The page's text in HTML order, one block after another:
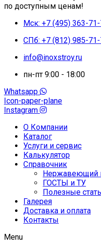
по доступным ценам!
Мск: +7 (495) 363-
СПб: +7 (812) 985-
info@inoxstroy.ru
пн-пт 9:00 - 18:00
Whatsapp
Icon-paper-plane
Instagram
О Компании
Каталог
Услуги и сервис
Калькулятор
Справочник
Нержавеющий
ГОСТЫ и ТУ
Полезные
Галерея
Доставка и оплата
Контакты
Menu